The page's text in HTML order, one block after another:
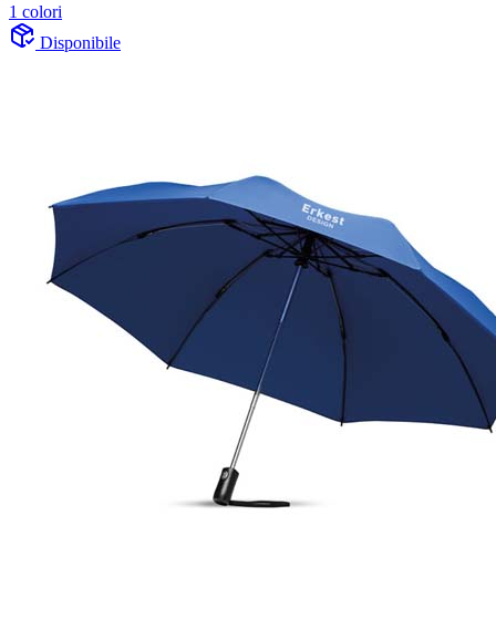
1 colori
Disponibile